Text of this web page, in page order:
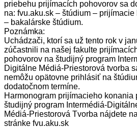
priebehu prijímacích pohovorov sa
na: fvu.aku.sk – štúdium – prijímacie
– bakalárske štúdium.
Poznámka:
Uchádzači, ktorí sa už tento rok v
zúčastnili na našej fakulte
pohovorov na študijný program
Digitálne Médiá-Priestorová tvorba
nemôžu opätovne prihlásiť na
dodatočnom termíne.
Harmonogram prijímacieho konania
študijný program Intermédiá-
Médiá-Priestorová Tvorba nájdete na
stránke fvu.aku.sk